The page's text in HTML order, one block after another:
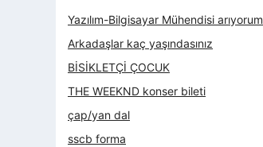
Yazılım-Bilgisayar Mühendisi arıyorum
Arkadaşlar kaç yaşındasınız
BİSİKLETÇİ ÇOCUK
THE WEEKND konser bileti
çap/yan dal
sscb forma